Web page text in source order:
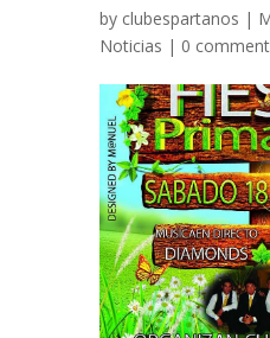
by clubespartanos |
Noticias | 0